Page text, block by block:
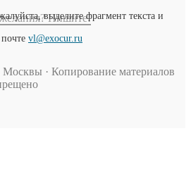
Пишите!
выделите фрагмент текста и
vl@exocur.ru
· Копирование материалов